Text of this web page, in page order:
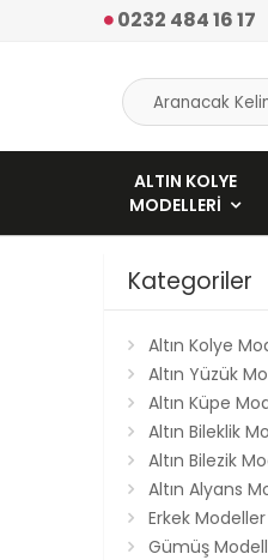
0232 484 16 17
ALTIN KOLYE
MODELLERI
Kategoriler
Altın Kolye
Altın Yüzük
Altın Küpe
Altın Bileklik
Altın Bilezik
Altın Alyans
Erkek Modeller
Gümüş